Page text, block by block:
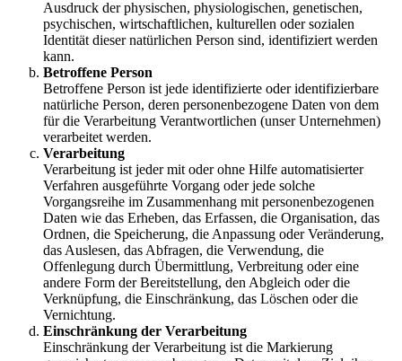
Ausdruck der physischen, physiologischen, genetischen,
psychischen, wirtschaftlichen, kulturellen oder sozialen
Identität dieser natürlichen Person sind, identifiziert werden
kann.
Betroffene Person
Betroffene Person ist jede identifizierte oder identifizierbare
natürliche Person, deren personenbezogene Daten von dem
für die Verarbeitung Verantwortlichen (unser Unternehmen)
verarbeitet werden.
Verarbeitung
Verarbeitung ist jeder mit oder ohne Hilfe automatisierter
Verfahren ausgeführte Vorgang oder jede solche
Vorgangsreihe im Zusammenhang mit personenbezogenen
Daten wie das Erheben, das Erfassen, die Organisation, das
Ordnen, die Speicherung, die Anpassung oder Veränderung,
das Auslesen, das Abfragen, die Verwendung, die
Offenlegung durch Übermittlung, Verbreitung oder eine
andere Form der Bereitstellung, den Abgleich oder die
Verknüpfung, die Einschränkung, das Löschen oder die
Vernichtung.
Einschränkung der Verarbeitung
Einschränkung der Verarbeitung ist die Markierung